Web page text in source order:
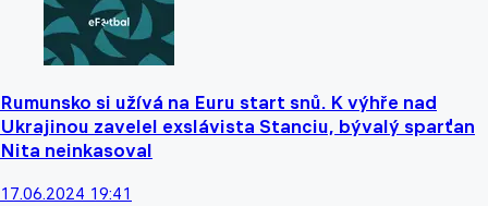
Rumunsko si užívá na Euru start snů. K výhře nad
Ukrajinou zavelel exslávista Stanciu, bývalý sparťan
Nita neinkasoval
17.06.2024 19:41